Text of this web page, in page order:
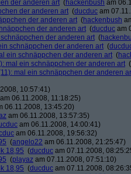
der anderen art (hackenbush am
der anderen art (ducduc am
der anderen art (hackenbush
der anderen art (ducduc am
der anderen art (
schnäppchen der anderen art (
ein schnäppchen der anderen art (
mal ein schnäppchen der anderen art (
mal ein schnäppchen der anderen
10:57:41)
am 06.11.2008, 11:18:25)
06.11.2008, 13:45:20)
am 06.11.2008, 13:57:35)
am 06.11.2008, 14:00:41)
am 06.11.2008, 19:56:32)
(angelo22 am 06.11.2008, 21:25:47)
18,95 (ducduc am 07.11.2008,
(playaz am 07.11.2008, 07:51:10)
18,95 (ducduc am 07.11.2008,